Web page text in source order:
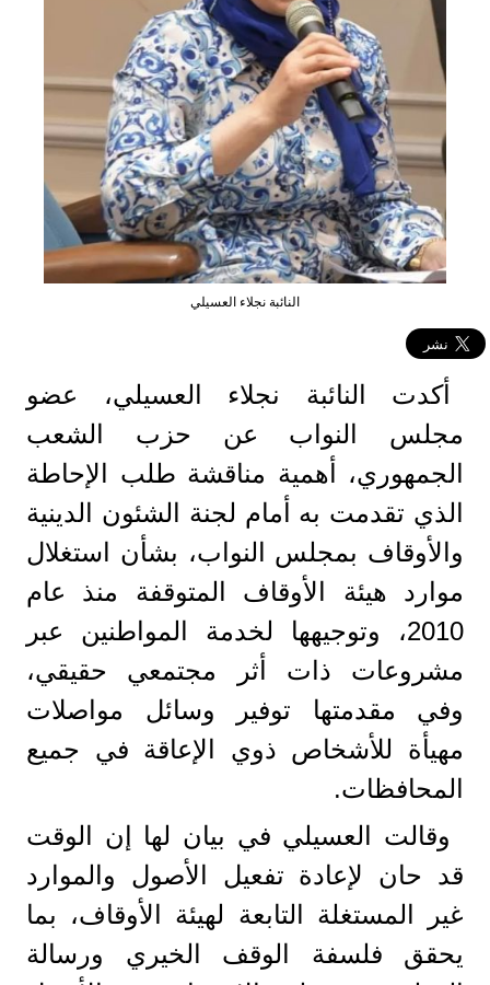
النائبة نجلاء العسيلي
أكدت النائبة نجلاء العسيلي، عضو
مجلس النواب عن حزب الشعب
الجمهوري، أهمية مناقشة طلب الإحاطة
الذي تقدمت به أمام لجنة الشئون الدينية
والأوقاف بمجلس النواب، بشأن استغلال
موارد هيئة الأوقاف المتوقفة منذ عام
2010، وتوجيهها لخدمة المواطنين عبر
مشروعات ذات أثر مجتمعي حقيقي،
وفي مقدمتها توفير وسائل مواصلات
مهيأة للأشخاص ذوي الإعاقة في جميع
المحافظات.
وقالت العسيلي في بيان لها إن الوقت
قد حان لإعادة تفعيل الأصول والموارد
غير المستغلة التابعة لهيئة الأوقاف، بما
يحقق فلسفة الوقف الخيري ورسالة